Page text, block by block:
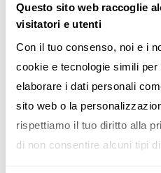
Questo sito web raccoglie
visitatori e utenti
Con il tuo consenso, noi e i
cookie e tecnologie simili
elaborare i dati personali
sito web o la
rispettiamo il tuo diritto alla
di non consentire alcuni tipi
di 500 metri di distanza, si
profano, laReal Maestranza
antica di Spagna, dove
toreri e dove ogni anno,
della città, si svolgono